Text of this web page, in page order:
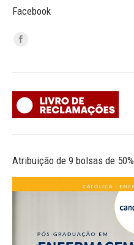
Facebook
Atribuição de 9 bolsas de 50%